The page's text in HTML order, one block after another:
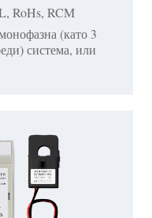
RoHs, RCM
(като 3
система, или